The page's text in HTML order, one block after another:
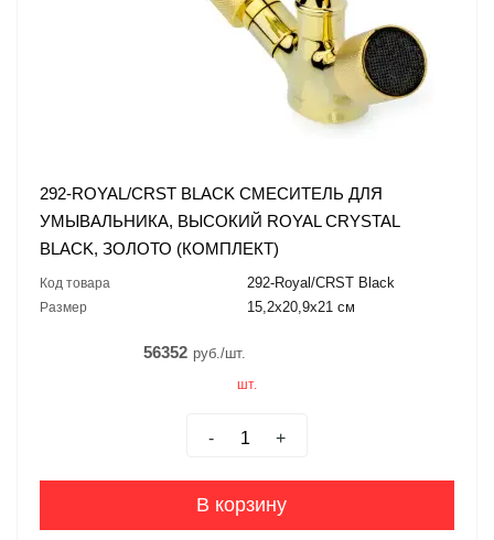
292-ROYAL/CRST BLACK СМЕСИТЕЛЬ ДЛЯ
УМЫВАЛЬНИКА, ВЫСОКИЙ ROYAL CRYSTAL
BLACK, ЗОЛОТО (КОМПЛЕКТ)
Код товара 292-Royal/CRST Black
Размер 15,2x20,9x21 см
56352 руб./шт.
шт.
- +
В корзину